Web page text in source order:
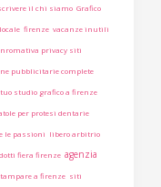
il chi siamo Grafico
firenze vacanze inutili
nromativa privacy siti
pubblicitarie complete
studio grafico a firenze
per protesi dentarie
le passioni libero arbitrio
fiera firenze agenzia
a firenze siti